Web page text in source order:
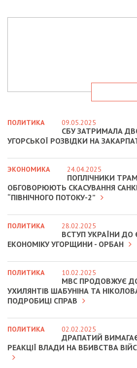
ПОЛИТИКА 09.05.2025
СБУ ЗАТРИМАЛА
УГОРСЬКОЇ РОЗВІДКИ НА
ЭКОНОМИКА 24.04.2025
ПОПЛІЧНИКИ
ОБГОВОРЮЮТЬ СКАСУВАННЯ
“ПІВНІЧНОГО ПОТОКУ-2”
ПОЛИТИКА 28.02.2025
ВСТУП УКРАЇНИ
ЕКОНОМІКУ УГОРЩИНИ - ОРБАН
ПОЛИТИКА 10.02.2025
МВС ПРОДОВЖУЄ
УХИЛЯНТІВ ШАБУНІНА ТА
ПОДРОБИЦІ СПРАВ
ПОЛИТИКА 02.02.2025
ДРАПАТИЙ
РЕАКЦІЇ ВЛАДИ НА ВБИВСТВА